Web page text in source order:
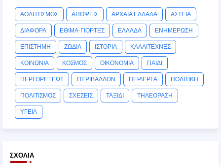
ΑΘΛΗΤΙΣΜΟΣ ΑΠΟΨΕΙΣ ΑΡΧΑΙΑ ΕΛΛΑΔΑ ΑΣΤΕΙΑ
ΔΙΑΦΟΡΑ ΕΘΙΜΑ-ΓΙΟΡΤΕΣ ΕΛΛΑΔΑ ΕΝΗΜΕΡΩΣΗ
ΕΠΙΣΤΗΜΗ ΖΩΔΙΑ ΙΣΤΟΡΙΑ ΚΑΛΛΙΤΕΧΝΕΣ
ΚΟΙΝΩΝΙΑ ΚΟΣΜΟΣ ΟΙΚΟΝΟΜΙΑ ΠΑΙΔΙ
ΠΕΡΙ ΟΡΕΞΕΩΣ ΠΕΡΙΒΑΛΛΟΝ ΠΕΡΙΕΡΓΑ ΠΟΛΙΤΙΚΗ
ΠΟΛΙΤΙΣΜΟΣ ΣΧΕΣΕΙΣ ΤΑΞΙΔΙ ΤΗΛΕΟΡΑΣΗ
ΥΓΕΙΑ
ΣΧΌΛΙΑ